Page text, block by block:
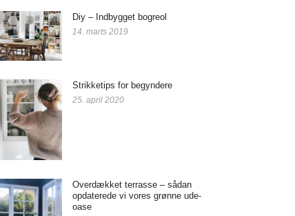
Diy – Indbygget bogreol
14. marts 2019
Strikketips for begyndere
25. april 2020
Overdækket terrasse – sådan
opdaterede vi vores grønne ude-
oase